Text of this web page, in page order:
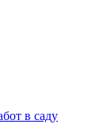
в саду